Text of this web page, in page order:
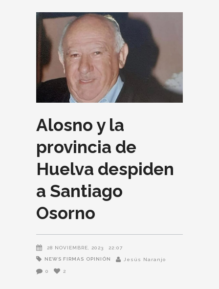
Alosno y la
provincia de
Huelva despiden
a Santiago
Osorno
28 NOVIEMBRE, 2023 22:07
NEWS FIRMAS OPINIÓN Jesús Naranjo
0 2